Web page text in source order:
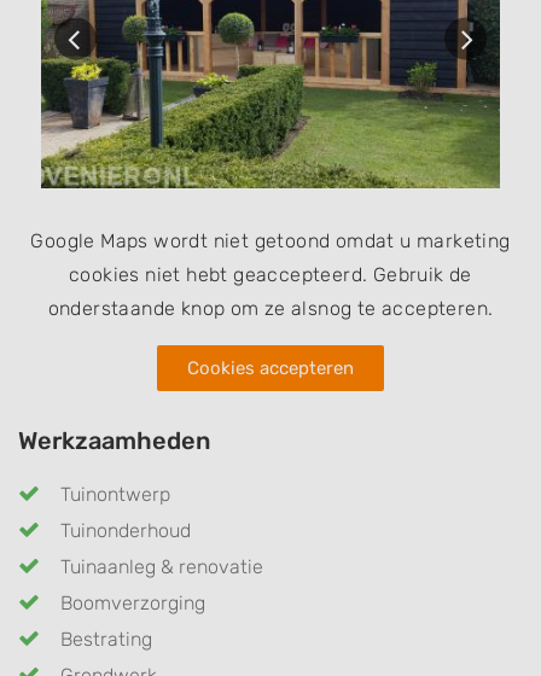
Google Maps wordt niet getoond omdat u marketing
cookies niet hebt geaccepteerd. Gebruik de
onderstaande knop om ze alsnog te accepteren.
Cookies accepteren
Werkzaamheden
Tuinontwerp
Tuinonderhoud
Tuinaanleg & renovatie
Boomverzorging
Bestrating